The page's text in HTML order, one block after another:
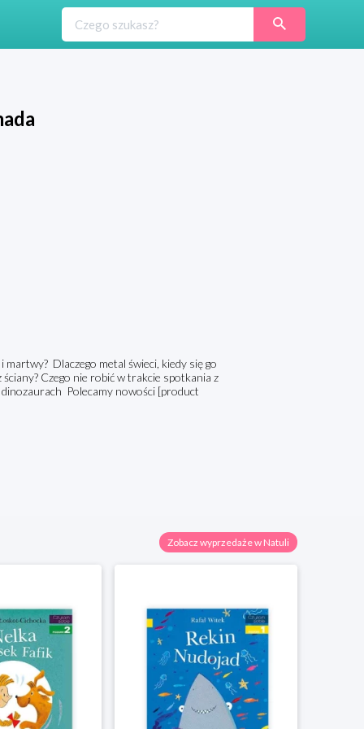
Dlaczego metal świeci, kiedy się go
Czego nie robić w trakcie spotkania z
Polecamy nowości [product
Zobacz wyprzedaże w Natuli